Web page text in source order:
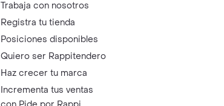
Trabaja con nosotros
Registra tu tienda
Posiciones disponibles
Quiero ser Rappitendero
Haz crecer tu marca
Incrementa tus ventas